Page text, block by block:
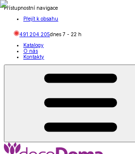
Přístupnostní navigace
Přejít k obsahu
491 204 205dnes 7 - 22 h
Katalogy
O nás
Kontakty